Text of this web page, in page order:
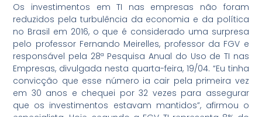
Os investimentos em TI nas empresas não foram
reduzidos pela turbulência da economia e da política
no Brasil em 2016, o que é considerado uma surpresa
pelo professor Fernando Meirelles, professor da FGV e
responsável pela 28ª Pesquisa Anual do Uso de TI nas
Empresas, divulgada nesta quarta-feira, 19/04. “Eu tinha
convicção que esse número ia cair pela primeira vez
em 30 anos e chequei por 32 vezes para assegurar
que os investimentos estavam mantidos”, afirmou o